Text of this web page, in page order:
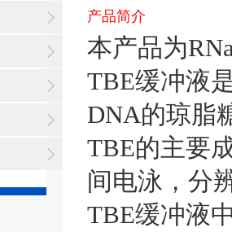
产品简介
本产品为
TBE缓冲液
DNA的琼脂
TBE的主要
间电泳，分
TBE缓冲液